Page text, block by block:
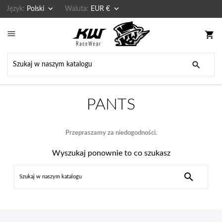
Język: Polski  Waluta: EUR € 
 shopping_cart

PANTS
Przepraszamy za niedogodności.
Wyszukaj ponownie to co szukasz
